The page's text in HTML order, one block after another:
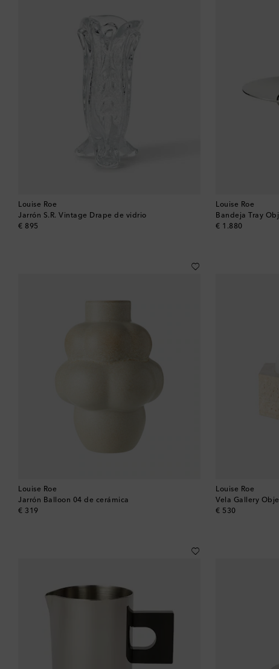
Louise Roe
Jarrón S.R. Vintage Drape de vidrio
€ 895
original price
Louise Roe
Bandeja Tray
€ 1.880
original price
Louise Roe
Jarrón Balloon 04 de cerámica
€ 319
original price
Louise Roe
Vela Gallery
€ 530
original price